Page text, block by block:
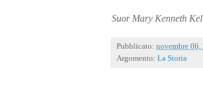
Suor Mary Kenneth
Pubblicato: novembre 06,
Argomento: La Storia